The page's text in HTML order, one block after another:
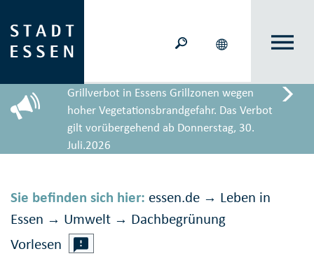
Grillverbot in Essens Grillzonen wegen
hoher Vegetationsbrandgefahr. Das Verbot
gilt vorübergehend ab Donnerstag, 30.
Juli.2026
Sie befinden sich hier: essen.de → Leben in
Essen → Umwelt → Dach­begrün­ung
Vorlesen